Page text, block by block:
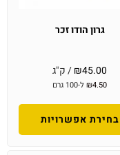
גרון הודו זכר
₪45.00 / ק"ג
₪4.50 ל-100 גרם
בחירת אפשרויות